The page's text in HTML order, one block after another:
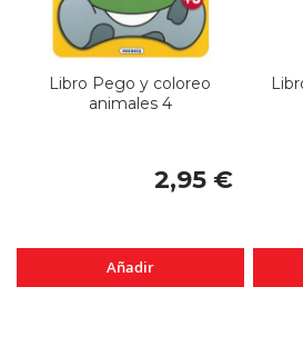
Libro Pego y coloreo
animales 4
2,95 €
Añadir